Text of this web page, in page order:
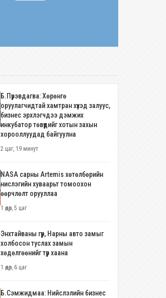
Б.Пүрэвдагва: Хөрөнгө
оруулагчидтай хамтран хүүхэд залуус,
бизнес эрхлэгчдээ дэмжих
инкубатор төвүүдийг хотын захын
хорооллуудад байгуулна
2 цаг, 19 минут
NASA сарны Artemis хөтөлбөрийн
нислэгийн хуваарьт томоохон
өөрчлөлт орууллаа
1 өдөр, 5 цаг
Энхтайваны гүүр, Нарны авто замыг
холбосон туслах замын
хөдөлгөөнийг түр хаана
1 өдөр, 6 цаг
Б.Сэмжидмаа: Нийслэлийн бизнес